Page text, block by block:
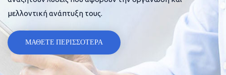
μελλοντική ανάπτυξη τους.
ΜΑΘΕΤΕ ΠΕΡΙΣΣΟΤΕΡΑ